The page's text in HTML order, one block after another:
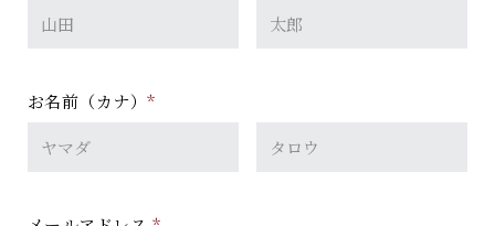
クッキングレシピ
アクセス
お問い合わせ
お名前（カナ）*